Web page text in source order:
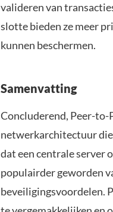
valideren van
slotte bieden ze meer
kunnen beschermen.
Samenvatting
Concluderend, Peer-to-
netwerkarchitectuur
dat een centrale server
populairder geworden
beveiligingsvoordelen.